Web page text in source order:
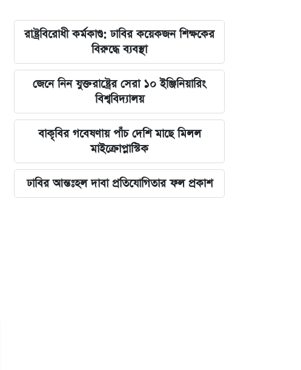
রাষ্ট্রবিরোধী কর্মকাণ্ড: ঢাবির কয়েকজন শিক্ষকের
বিরুদ্ধে ব্যবস্থা
জেনে নিন যুক্তরাষ্ট্রের সেরা ১০ ইঞ্জিনিয়ারিং
বিশ্ববিদ্যালয়
বাকৃবির গবেষণায় পাঁচ দেশি মাছে মিলল
মাইক্রোপ্লাস্টিক
ঢাবির আন্তঃহল দাবা প্রতিযোগিতার ফল প্রকাশ